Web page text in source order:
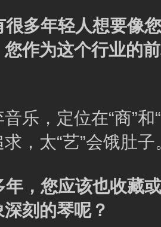
很多年轻人想要像
作为这个行业的
乐，定位在“商”
，太“艺”会饿肚子
年，您应该也收藏
刻的琴呢？